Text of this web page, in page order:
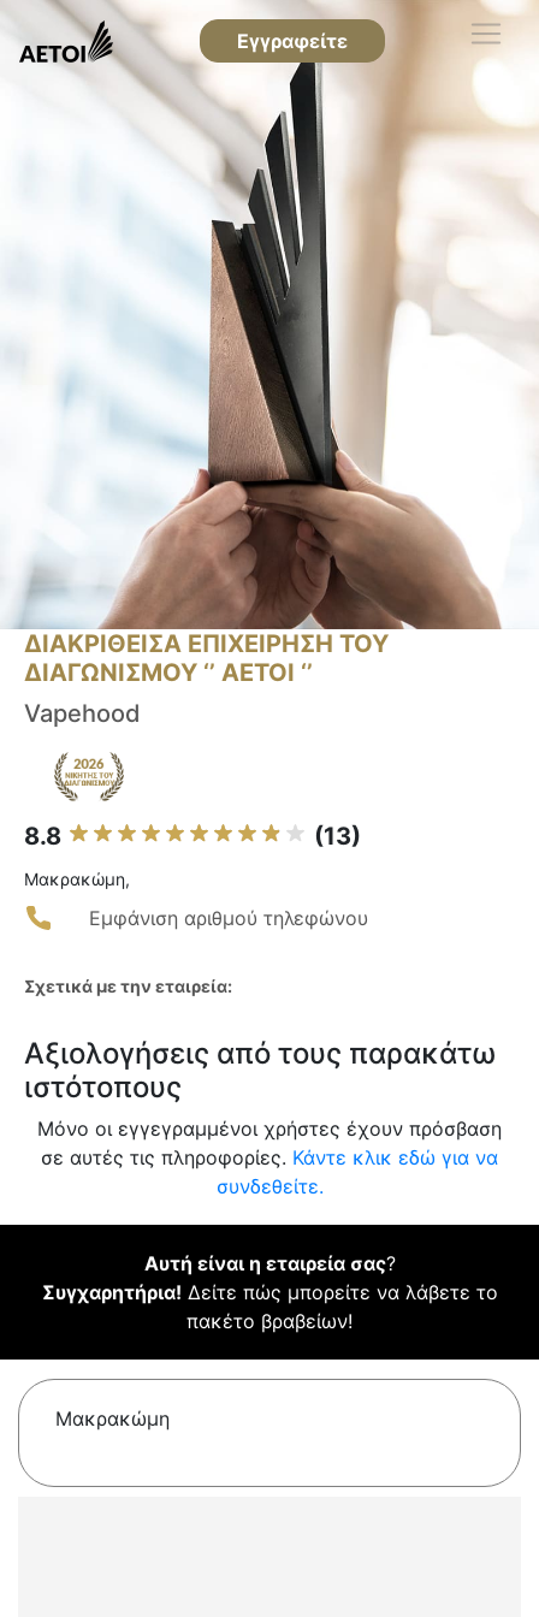
Εγγραφείτε
ΔΙΑΚΡΙΘΕΙΣΑ ΕΠΙΧΕΙΡΗΣΗ ΤΟΥ
ΔΙΑΓΩΝΙΣΜΟΥ ‘’ ΑΕΤΟΙ ‘’
Vapehood
8.8 (13)
Μακρακώμη,
Εμφάνιση αριθμού τηλεφώνου
Σχετικά με την εταιρεία:
Αξιολογήσεις από τους παρακάτω
ιστότοπους
Μόνο οι εγγεγραμμένοι χρήστες έχουν πρόσβαση
σε αυτές τις πληροφορίες. Κάντε κλικ εδώ για να
συνδεθείτε.
Αυτή είναι η εταιρεία σας?
Συγχαρητήρια! Δείτε πώς μπορείτε να λάβετε το
πακέτο βραβείων!
Μακρακώμη